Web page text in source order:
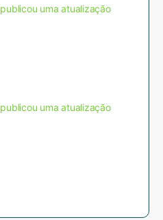
publicou uma atualização
publicou uma atualização